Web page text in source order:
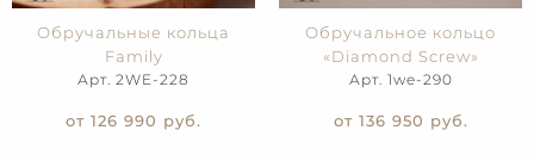
Обручальные кольца
Family
Арт. 2WE-228
от 126 990 руб.
Обручальное кольцо
«Diamond Screw»
Арт. 1we-290
от 136 950 руб.